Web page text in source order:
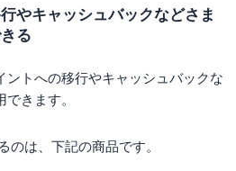
やキャッシュバックなどさま
る
ントへの移行やキャッシュバックな
きます。
のは、下記の商品です。